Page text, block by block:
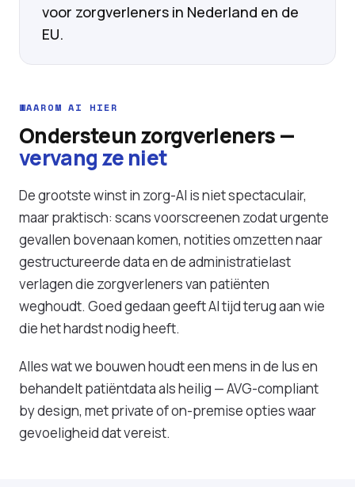
voor zorgverleners in Nederland en de
EU.
WAAROM AI HIER
Ondersteun zorgverleners —
vervang ze niet
De grootste winst in zorg-AI is niet spectaculair,
maar praktisch: scans voorscreenen zodat urgente
gevallen bovenaan komen, notities omzetten naar
gestructureerde data en de administratielast
verlagen die zorgverleners van patiënten
weghoudt. Goed gedaan geeft AI tijd terug aan wie
die het hardst nodig heeft.
Alles wat we bouwen houdt een mens in de lus en
behandelt patiëntdata als heilig — AVG-compliant
by design, met private of on-premise opties waar
gevoeligheid dat vereist.